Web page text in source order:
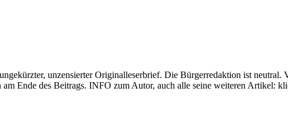
unzensierter Originalleserbrief. Die Bürgerredaktion ist
Ende des Beitrags. INFO zum Autor, auch alle seine weiteren Artikel: